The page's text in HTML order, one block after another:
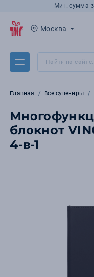
Мин. сумма
Москва
Главная Все сувениры
блокнот
4-в-1